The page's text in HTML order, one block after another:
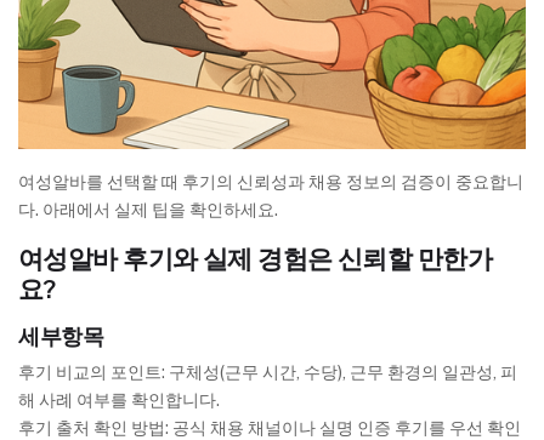
여성알바를 선택할 때 후기의 신뢰성과 채용 정보의 검증이 중요합니
다. 아래에서 실제 팁을 확인하세요.
여성알바 후기와 실제 경험은 신뢰할 만한가
요?
세부항목
후기 비교의 포인트: 구체성(근무 시간, 수당), 근무 환경의 일관성, 피
해 사례 여부를 확인합니다.
후기 출처 확인 방법: 공식 채용 채널이나 실명 인증 후기를 우선 확인